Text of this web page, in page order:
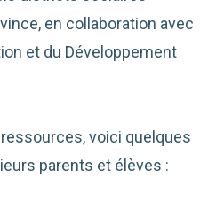
en collaboration avec
et du Développement
voici quelques
parents et élèves :